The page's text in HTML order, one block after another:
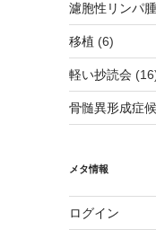
濾胞性リンパ腫
移植 (6)
軽い抄読会
骨髄異形成症
メタ情報
ログイン